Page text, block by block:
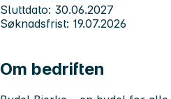
Sluttdato: 30.06.2027
Søknadsfrist: 19.07.2026
Om bedriften